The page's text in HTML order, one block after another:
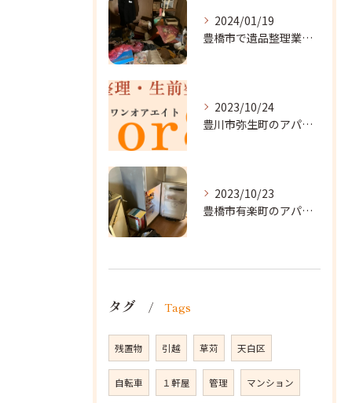
2024/01/19
豊橋市で遺品整理業者をお探しなら｜心を込めたサービスを
2023/10/24
豊川市弥生町のアパート改装に向かいました。
2023/10/23
豊橋市有楽町のアパートに遺品整理に向かいました。
タグ Tags
残置物 引越 草苅 天白区
自転車 １軒屋 管理 マンション